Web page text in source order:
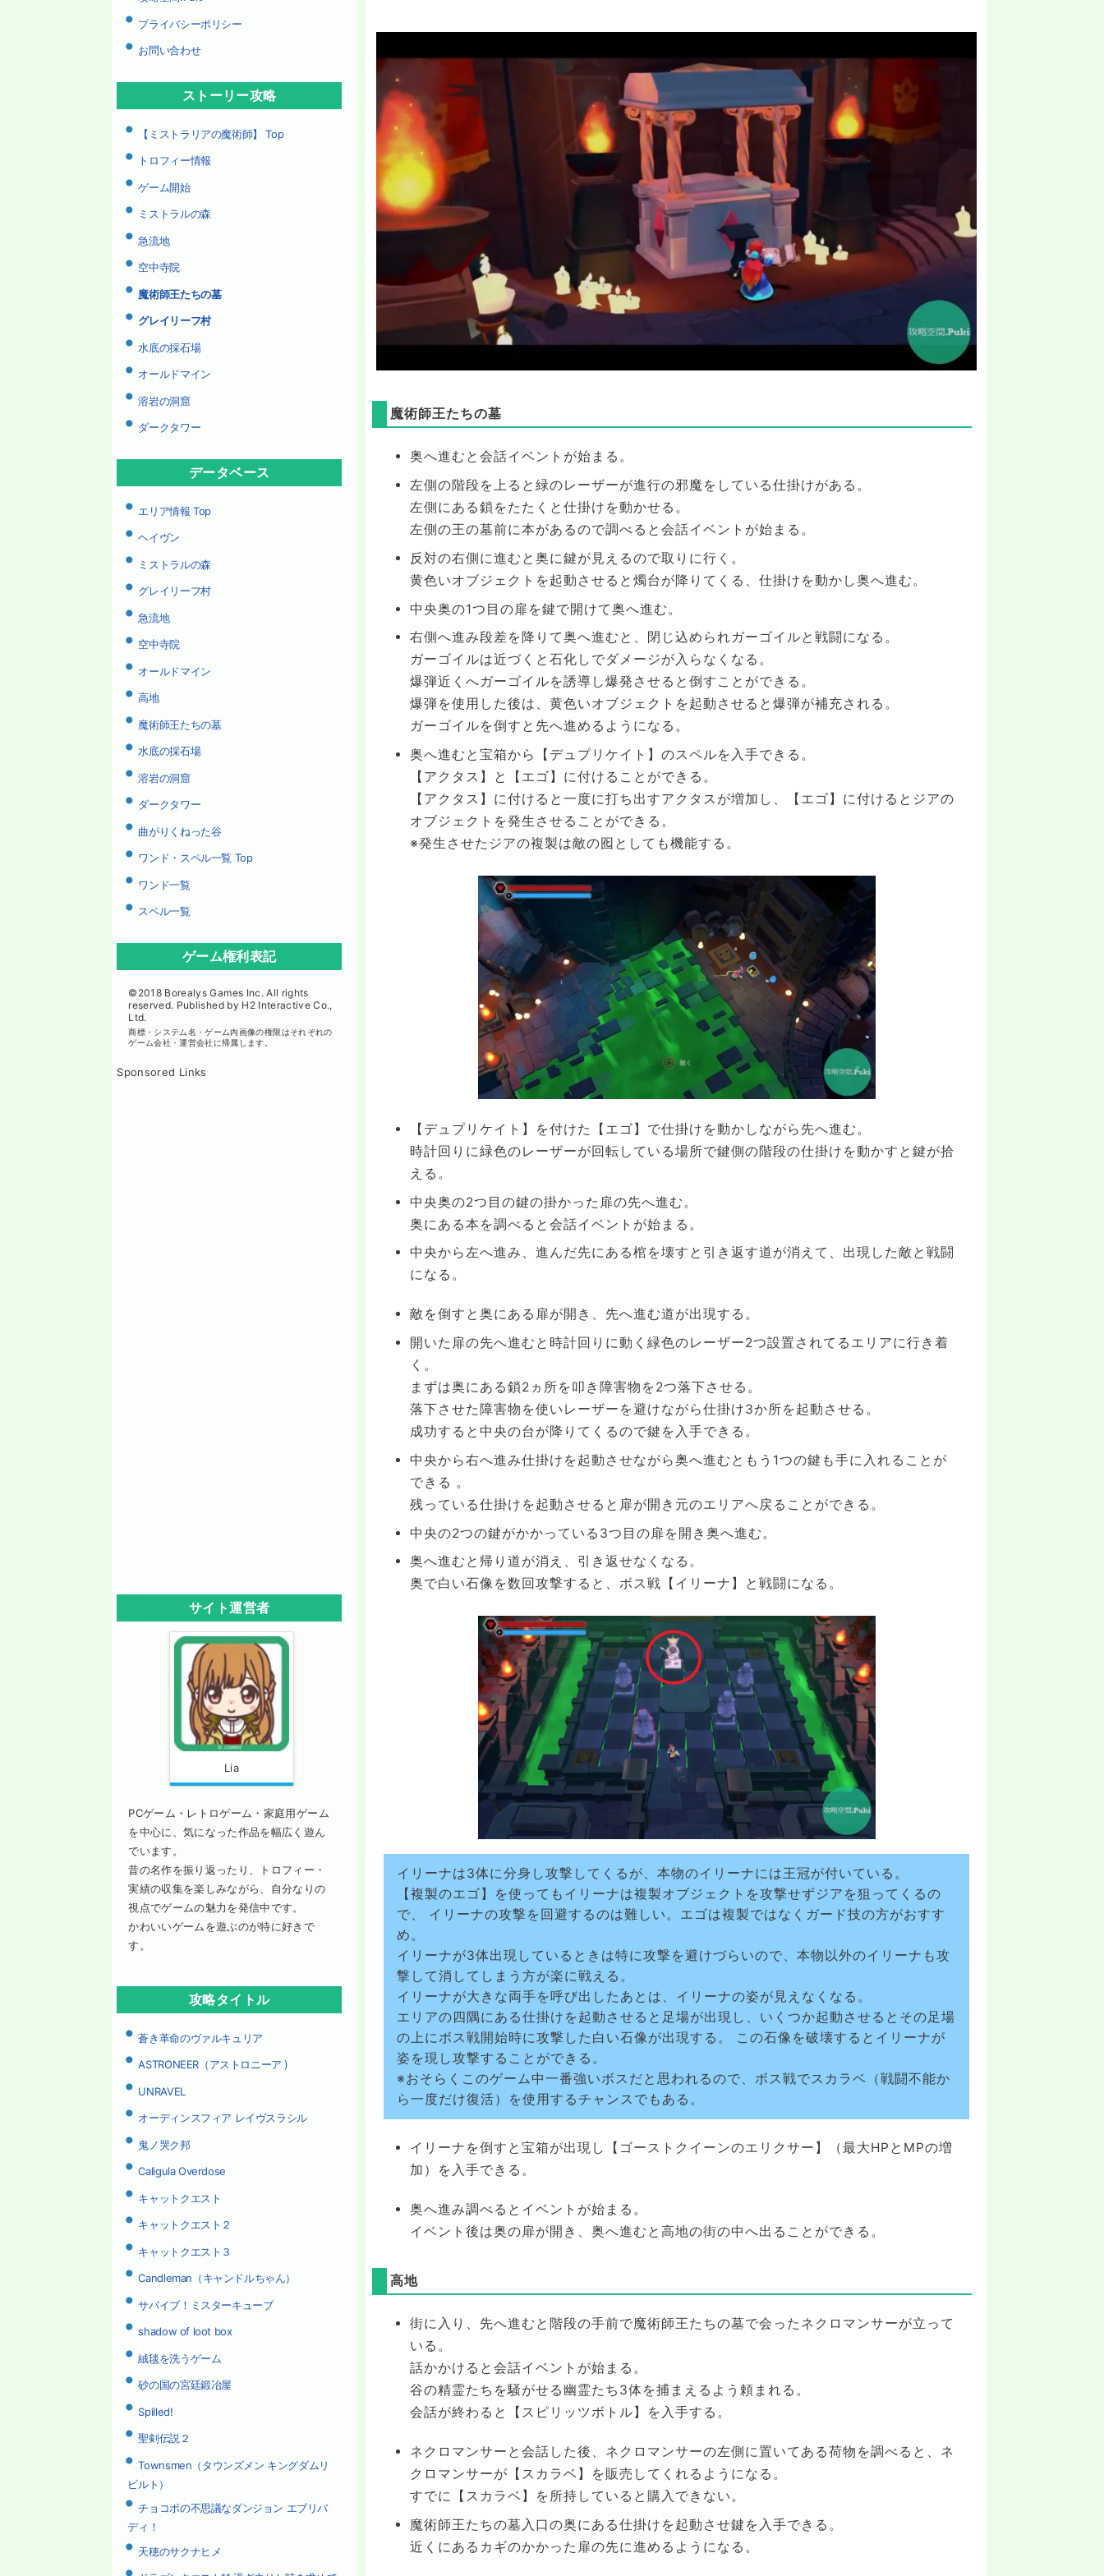
ー
シ
魔術師王たちの墓
奥へ進むと会話イベントが始まる。
左側の階段を上ると緑のレーザーが進行の邪魔をしている仕掛けがある。
左側にある鎖をたたくと仕掛けを動かせる。
左側の王の墓前に本があるので調べると会話イベントが始まる。
反対の右側に進むと奥に鍵が見えるので取りに行く。
黄色いオブジェクトを起動させると燭台が降りてくる、仕掛けを動かし奥へ進む。
中央奥の1つ目の扉を鍵で開けて奥へ進む。
右側へ進み段差を降りて奥へ進むと、閉じ込められガーゴイルと戦闘になる。
ガーゴイルは近づくと石化しでダメージが入らなくなる。
爆弾近くへガーゴイルを誘導し爆発させると倒すことができる。
爆弾を使用した後は、黄色いオブジェクトを起動させると爆弾が補充される。
ガーゴイルを倒すと先へ進めるようになる。
奥へ進むと宝箱から【デュプリケイト】のスペルを入手できる。
【アクタス】と【エゴ】に付けることができる。
【アクタス】に付けると一度に打ち出すアクタスが増加し、【エゴ】に付けるとジアの
オブジェクトを発生させることができる。
※発生させたジアの複製は敵の囮としても機能する。
【デュプリケイト】を付けた【エゴ】で仕掛けを動かしながら先へ進む。
時計回りに緑色のレーザーが回転している場所で鍵側の階段の仕掛けを動かすと鍵が拾
える。
中央奥の2つ目の鍵の掛かった扉の先へ進む。
奥にある本を調べると会話イベントが始まる。
中央から左へ進み、進んだ先にある棺を壊すと引き返す道が消えて、出現した敵と戦闘
になる。
敵を倒すと奥にある扉が開き、先へ進む道が出現する。
開いた扉の先へ進むと時計回りに動く緑色のレーザー2つ設置されてるエリアに行き着
く。
まずは奥にある鎖2ヵ所を叩き障害物を2つ落下させる。
落下させた障害物を使いレーザーを避けながら仕掛け3か所を起動させる。
成功すると中央の台が降りてくるので鍵を入手できる。
中央から右へ進み仕掛けを起動させながら奥へ進むともう1つの鍵も手に入れることが
できる 。
残っている仕掛けを起動させると扉が開き元のエリアへ戻ることができる。
中央の2つの鍵がかかっている3つ目の扉を開き奥へ進む。
奥へ進むと帰り道が消え、引き返せなくなる。
奥で白い石像を数回攻撃すると、ボス戦【イリーナ】と戦闘になる。
イリーナは3体に分身し攻撃してくるが、本物のイリーナには王冠が付いている。
【複製のエゴ】を使ってもイリーナは複製オブジェクトを攻撃せずジアを狙ってくるの
で、 イリーナの攻撃を回避するのは難しい。エゴは複製ではなくガード技の方がおすす
め。
イリーナが3体出現しているときは特に攻撃を避けづらいので、本物以外のイリーナも攻
撃して消してしまう方が楽に戦える。
イリーナが大きな両手を呼び出したあとは、イリーナの姿が見えなくなる。
エリアの四隅にある仕掛けを起動させると足場が出現し、いくつか起動させるとその足場
の上にボス戦開始時に攻撃した白い石像が出現する。 この石像を破壊するとイリーナが
姿を現し攻撃することができる。
※おそらくこのゲーム中一番強いボスだと思われるので、ボス戦でスカラベ（戦闘不能か
ら一度だけ復活）を使用するチャンスでもある。
イリーナを倒すと宝箱が出現し【ゴーストクイーンのエリクサー】（最大HPとMPの増
加）を入手できる。
奥へ進み調べるとイベントが始まる。
イベント後は奥の扉が開き、奥へ進むと高地の街の中へ出ることができる。
高地
街に入り、先へ進むと階段の手前で魔術師王たちの墓で会ったネクロマンサーが立って
いる。
話かかけると会話イベントが始まる。
谷の精霊たちを騒がせる幽霊たち3体を捕まえるよう頼まれる。
会話が終わると【スピリッツボトル】を入手する。
ネクロマンサーと会話した後、ネクロマンサーの左側に置いてある荷物を調べると、ネ
クロマンサーが【スカラベ】を販売してくれるようになる。
すでに【スカラベ】を所持していると購入できない。
魔術師王たちの墓入口の奥にある仕掛けを起動させ鍵を入手できる。
近くにあるカギのかかった扉の先に進めるようになる。
プライバシーポリシー
お問い合わせ
ストーリー攻略
【ミストラリアの魔術師】 Top
トロフィー情報
ゲーム開始
ミストラルの森
急流地
空中寺院
魔術師王たちの墓
グレイリーフ村
水底の採石場
オールドマイン
溶岩の洞窟
ダークタワー
データベース
エリア情報 Top
ヘイヴン
ミストラルの森
グレイリーフ村
急流地
空中寺院
オールドマイン
高地
魔術師王たちの墓
水底の採石場
溶岩の洞窟
ダークタワー
曲がりくねった谷
ワンド・スペル一覧 Top
ワンド一覧
スペル一覧
ゲーム権利表記
©2018 Borealys Games Inc. All rights
reserved. Published by H2 Interactive Co.,
Ltd.
商標・システム名・ゲーム内画像の権限はそれぞれの
ゲーム会社・運営会社に帰属します。
Sponsored Links
サイト運営者
Lia
PCゲーム・レトロゲーム・家庭用ゲーム
を中心に、気になった作品を幅広く遊ん
でいます。
昔の名作を振り返ったり、トロフィー・
実績の収集を楽しみながら、自分なりの
視点でゲームの魅力を発信中です。
かわいいゲームを遊ぶのが特に好きで
す。
攻略タイトル
蒼き革命のヴァルキュリア
ASTRONEER（アストロニーア )
UNRAVEL
オーディンスフィア レイヴスラシル
鬼ノ哭ク邦
Caligula Overdose
キャットクエスト
キャットクエスト２
キャットクエスト３
Candleman（キャンドルちゃん）
サバイブ！ミスターキューブ
shadow of loot box
絨毯を洗うゲーム
砂の国の宮廷鍛冶屋
Spilled!
聖剣伝説２
Townsmen（タウンズメン キングダムリ
ビルト）
チョコボの不思議なダンジョン エブリバ
ディ！
天穂のサクナヒメ